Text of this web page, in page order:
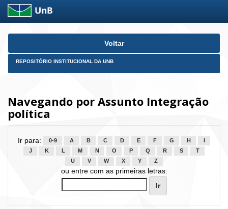
Skip
Voltar
REPOSITÓRIO INSTITUCIONAL DA UNB
Navegando por Assunto Integração
política
Ir para: 0-9 A B C D E F G H
J
K L M N O P Q R S
T
U
V W X Y Z
ou entre com as primeiras letras: